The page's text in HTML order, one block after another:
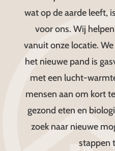
wat op de aarde leeft,
voor ons. Wij
vanuit onze locatie.
het nieuwe pand is
met een lucht-
mensen aan om kort
gezond eten en
zoek naar nieuwe
stappen